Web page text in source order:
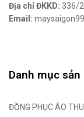
Địa chỉ ĐKKD: 336/
Email:
Danh mục sản
ĐỒNG PHỤC ÁO